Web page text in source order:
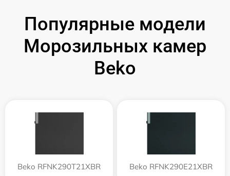
Популярные модели
Морозильных камер
Beko
Beko RFNK290T21XBR Beko RFNK290E21XBR